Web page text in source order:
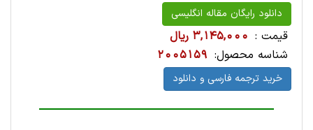
دانلود رایگان مقاله انگلیسی
قیمت : 3,145,000 ریال
شناسه محصول: 2005159
خرید ترجمه فارسی و دانلود